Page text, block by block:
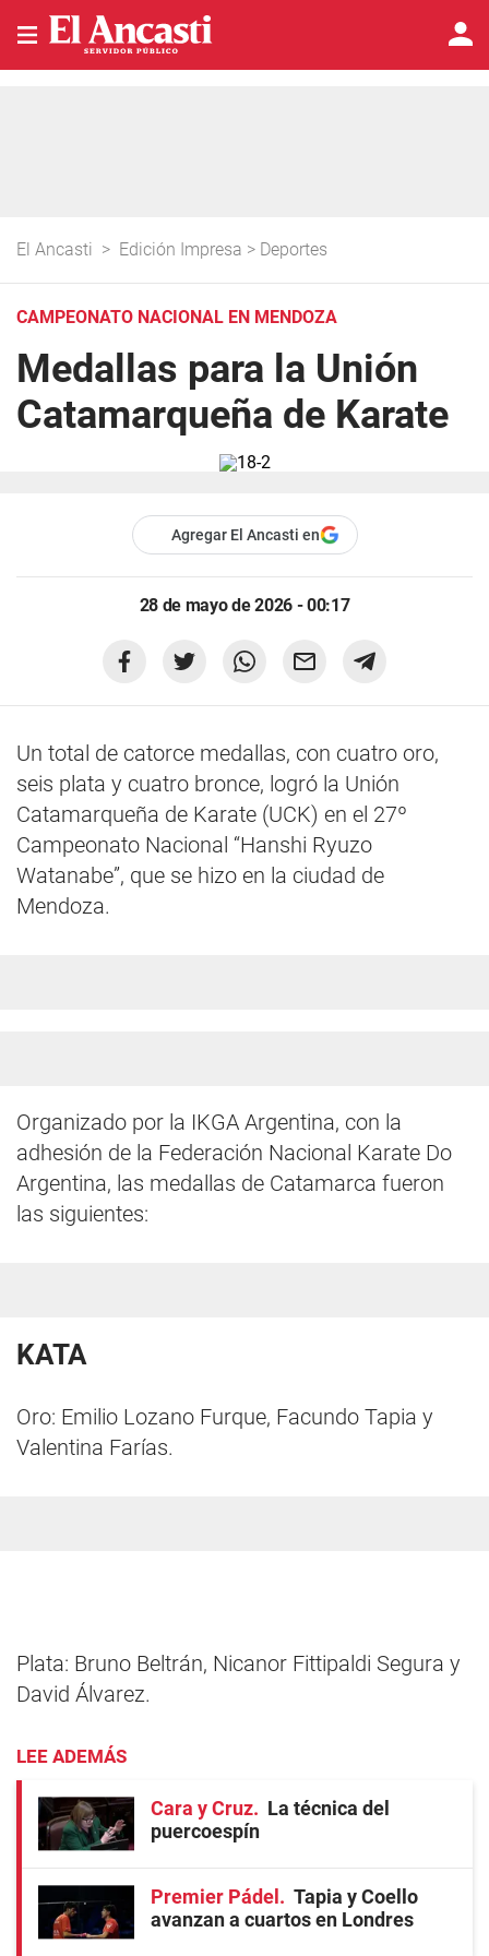
El Ancasti > Edición Impresa > Deportes
CAMPEONATO NACIONAL EN MENDOZA
Medallas para la Unión
Catamarqueña de Karate
Agregar El Ancasti en
28 de mayo de 2026 - 00:17
Un total de catorce medallas, con cuatro oro,
seis plata y cuatro bronce, logró la Unión
Catamarqueña de Karate (UCK) en el 27º
Campeonato Nacional “Hanshi Ryuzo
Watanabe”, que se hizo en la ciudad de
Mendoza.
Organizado por la IKGA Argentina, con la
adhesión de la Federación Nacional Karate Do
Argentina, las medallas de Catamarca fueron
las siguientes:
KATA
Oro: Emilio Lozano Furque, Facundo Tapia y
Valentina Farías.
Plata: Bruno Beltrán, Nicanor Fittipaldi Segura y
David Álvarez.
LEE ADEMÁS
Cara y Cruz
La técnica del
puercoespín
Premier Pádel
Tapia y Coello
avanzan a cuartos en Londres